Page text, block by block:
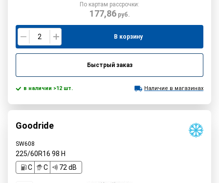
По картам рассрочки:
177,86руб.
В корзину
Быстрый заказ
в наличии >12 шт. Наличие в магазинах
Goodride
SW608
225/60R16 98 H
C
C 72 dB